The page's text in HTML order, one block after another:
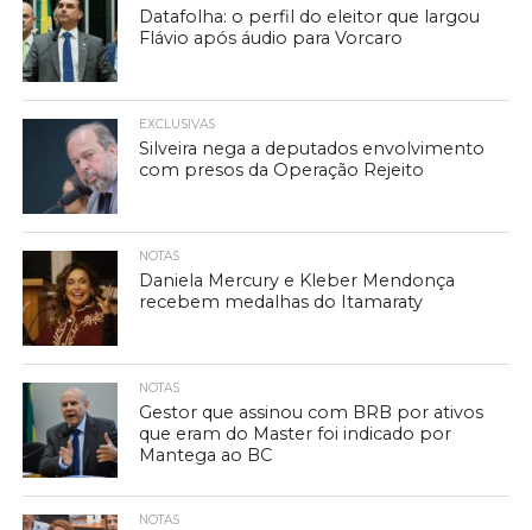
Datafolha: o perfil do eleitor que largou
Flávio após áudio para Vorcaro
EXCLUSIVAS
Silveira nega a deputados envolvimento
com presos da Operação Rejeito
NOTAS
Daniela Mercury e Kleber Mendonça
recebem medalhas do Itamaraty
NOTAS
Gestor que assinou com BRB por ativos
que eram do Master foi indicado por
Mantega ao BC
NOTAS